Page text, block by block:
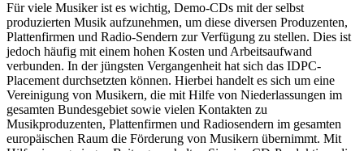
Für viele Musiker ist es wichtig, Demo-CDs mit der selbst
produzierten Musik aufzunehmen, um diese diversen Produzenten,
Plattenfirmen und Radio-Sendern zur Verfügung zu stellen. Dies ist
jedoch häufig mit einem hohen Kosten und Arbeitsaufwand
verbunden. In der jüngsten Vergangenheit hat sich das IDPC-
Placement durchsetzten können. Hierbei handelt es sich um eine
Vereinigung von Musikern, die mit Hilfe von Niederlassungen im
gesamten Bundesgebiet sowie vielen Kontakten zu
Musikproduzenten, Plattenfirmen und Radiosendern im gesamten
europäischen Raum die Förderung von Musikern übernimmt. Mit